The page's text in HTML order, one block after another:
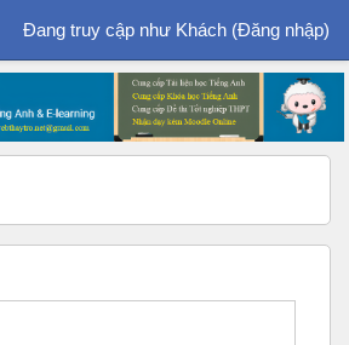
Đang truy cập như Khách (Đăng nhập)